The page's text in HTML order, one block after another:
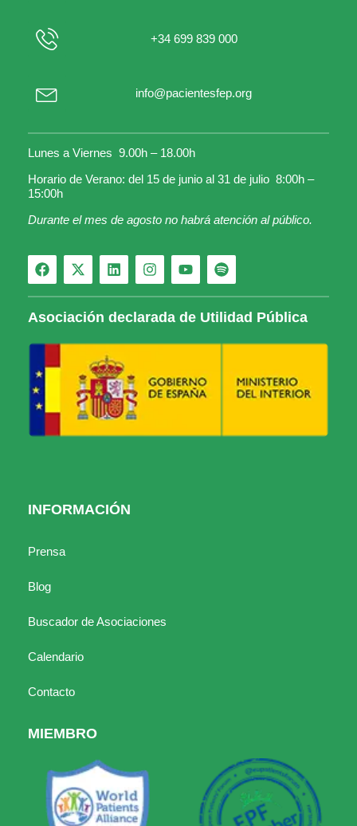
+34 699 839 000
info@pacientesfep.org
Lunes a Viernes 9.00h – 18.00h
Horario de Verano: del 15 de junio al 31 de julio 8:00h –
15:00h
Durante el mes de agosto no habrá atención al público.
Asociación declarada de Utilidad Pública
INFORMACIÓN
Prensa
Blog
Buscador de Asociaciones
Calendario
Contacto
MIEMBRO